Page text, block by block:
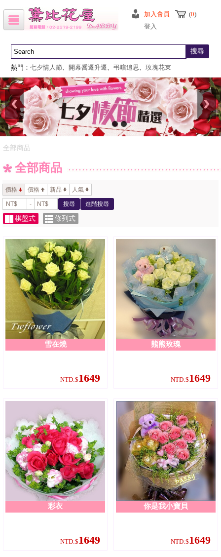
加入會員
登入
(0)
搜尋
熱門：七夕情人節、 開幕喬遷升遷、弔唁追思、玫瑰花束
全部商品
全部商品
價格 價格 新品 人氣
- 搜尋 進階搜尋
棋盤式 條列式
雪在燒
NTD:$1649
熊熊玫瑰
NTD:$1649
彩衣
NTD:$1649
你是我小寶貝
NTD:$1649